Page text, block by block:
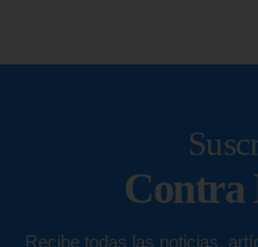
Contra
Recibe todas las noticias,